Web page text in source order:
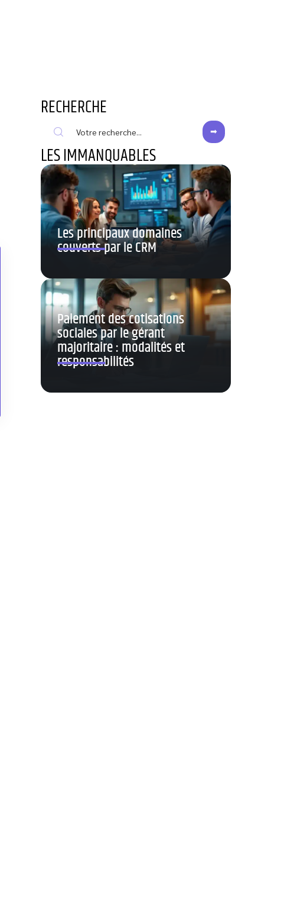
RECHERCHE
LES IMMANQUABLES
Les principaux domaines
couverts par le CRM
Paiement des cotisations
sociales par le gérant
majoritaire : modalités et
responsabilités